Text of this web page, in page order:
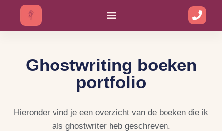
inhoudGhostwriting boeken
portfolio
Hieronder vind je een overzicht van de boeken die ik
als ghostwriter heb geschreven.